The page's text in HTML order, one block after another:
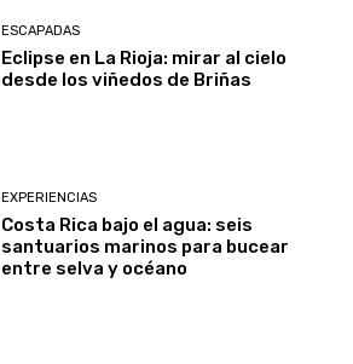
ESCAPADAS
Eclipse en La Rioja: mirar al cielo
desde los viñedos de Briñas
EXPERIENCIAS
Costa Rica bajo el agua: seis
santuarios marinos para bucear
entre selva y océano